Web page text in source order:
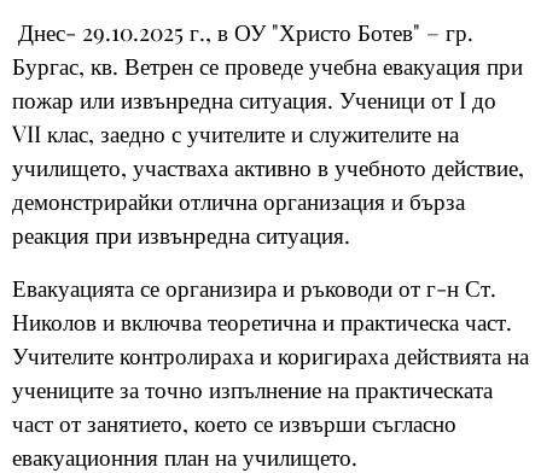
Днес- 29.10.2025 г., в ОУ "Христо Ботев" – гр.
Бургас, кв. Ветрен се проведе учебна евакуация при
пожар или извънредна ситуация. Ученици от I до
VII клас, заедно с учителите и служителите на
училището, участваха активно в учебното действие,
демонстрирайки отлична организация и бърза
реакция при извънредна ситуация.
Евакуацията се организира и ръководи от г-н Ст.
Николов и включва теоретична и практическа част.
Учителите контролираха и коригираха действията на
учениците за точно изпълнение на практическата
част от занятието, което се извърши съгласно
евакуационния план на училището.